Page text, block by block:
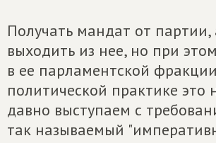
Получать мандат от партии,
выходить из нее, но при
в ее парламентской
политической практике это
давно выступаем с
так называемый